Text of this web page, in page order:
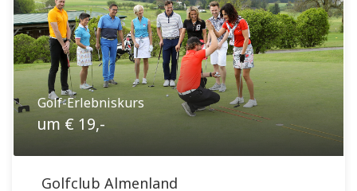
Golf-Erlebniskurs
um € 19,-
Golfclub Almenland